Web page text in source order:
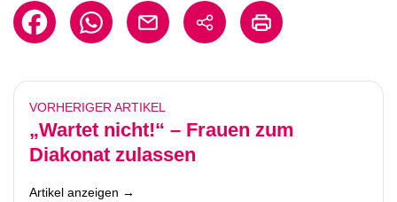
VORHERIGER ARTIKEL
„Wartet nicht!“ – Frauen zum
Diakonat zulassen
Artikel anzeigen →